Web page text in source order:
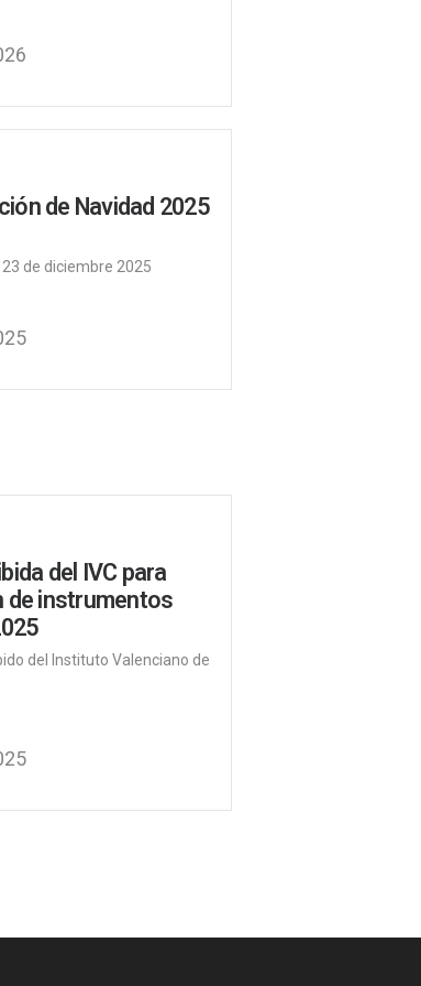
de Navidad 2025
de diciembre 2025
del IVC para
de instrumentos
del Instituto Valenciano de